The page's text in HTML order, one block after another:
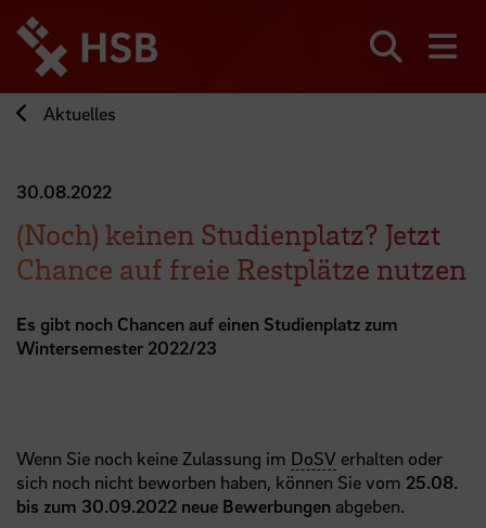
zum
Seiteninhalt
springen
Aktuelles
30.08.2022
(Noch) keinen Studienplatz? Jetzt
Chance auf freie Restplätze nutzen
Es gibt noch Chancen auf einen Studienplatz zum
Wintersemester 2022/23
Wenn Sie noch keine Zulassung im DoSV erhalten oder
sich noch nicht beworben haben, können Sie vom 25.08.
bis zum 30.09.2022 neue Bewerbungen abgeben.